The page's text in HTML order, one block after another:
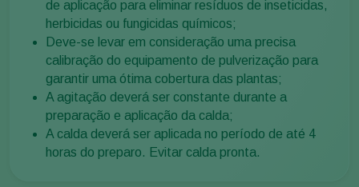
de aplicação para eliminar resíduos de inseticidas,
herbicidas ou fungicidas químicos;
Deve-se levar em consideração uma precisa
calibração do equipamento de pulverização para
garantir uma ótima cobertura das plantas;
A agitação deverá ser constante durante a
preparação e aplicação da calda;
A calda deverá ser aplicada no período de até 4
horas do preparo. Evitar calda pronta.